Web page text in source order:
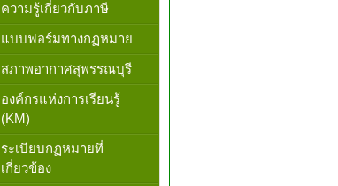
ความรู้เกี่ยวกับภาษี
แบบฟอร์มทางกฏหมาย
สภาพอากาศสุพรรณบุรี
องค์กรแห่งการเรียนรู้
(KM)
ระเบียบกฏหมายที่
เกี่ยวข้อง